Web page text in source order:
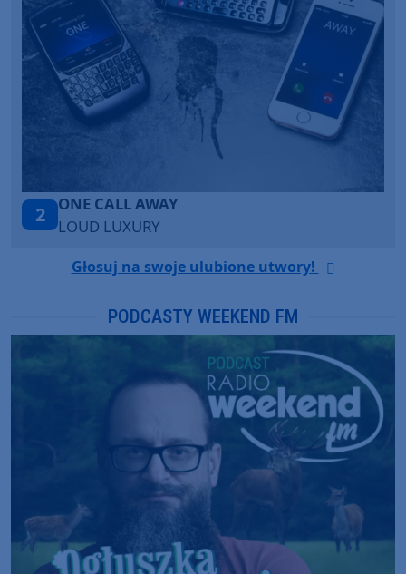
2
ONE CALL AWAY
LOUD LUXURY
Głosuj na swoje ulubione utwory!
PODCASTY WEEKEND FM